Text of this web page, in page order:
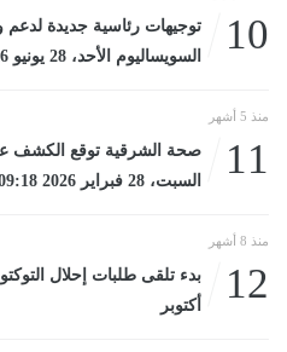
10
توجيهات رئاسية جديدة لدعم
السويساليوم الأحد، 28 يونيو 2026 01:52 مـ
منذ 5 أشهر
11
السبت، 28 فبراير 2026 09:18 مـ
منذ 8 أشهر
12
أكتوبر